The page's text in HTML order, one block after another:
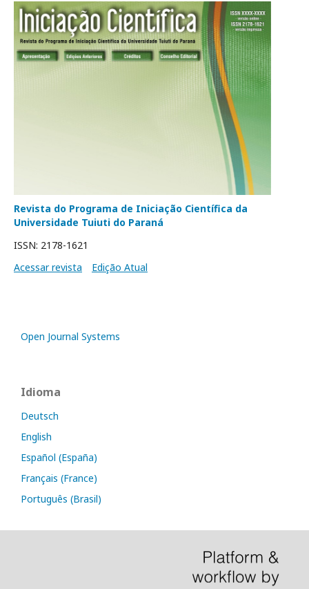
Revista do Programa de Iniciação Científica da
Universidade Tuiuti do Paraná
ISSN: 2178-1621
Acessar revista
Edição Atual
Open Journal Systems
Idioma
Deutsch
English
Español (España)
Français (France)
Português (Brasil)